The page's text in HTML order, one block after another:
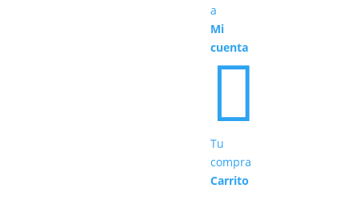
a
Mi
cuenta

Tu
compra
Carrito